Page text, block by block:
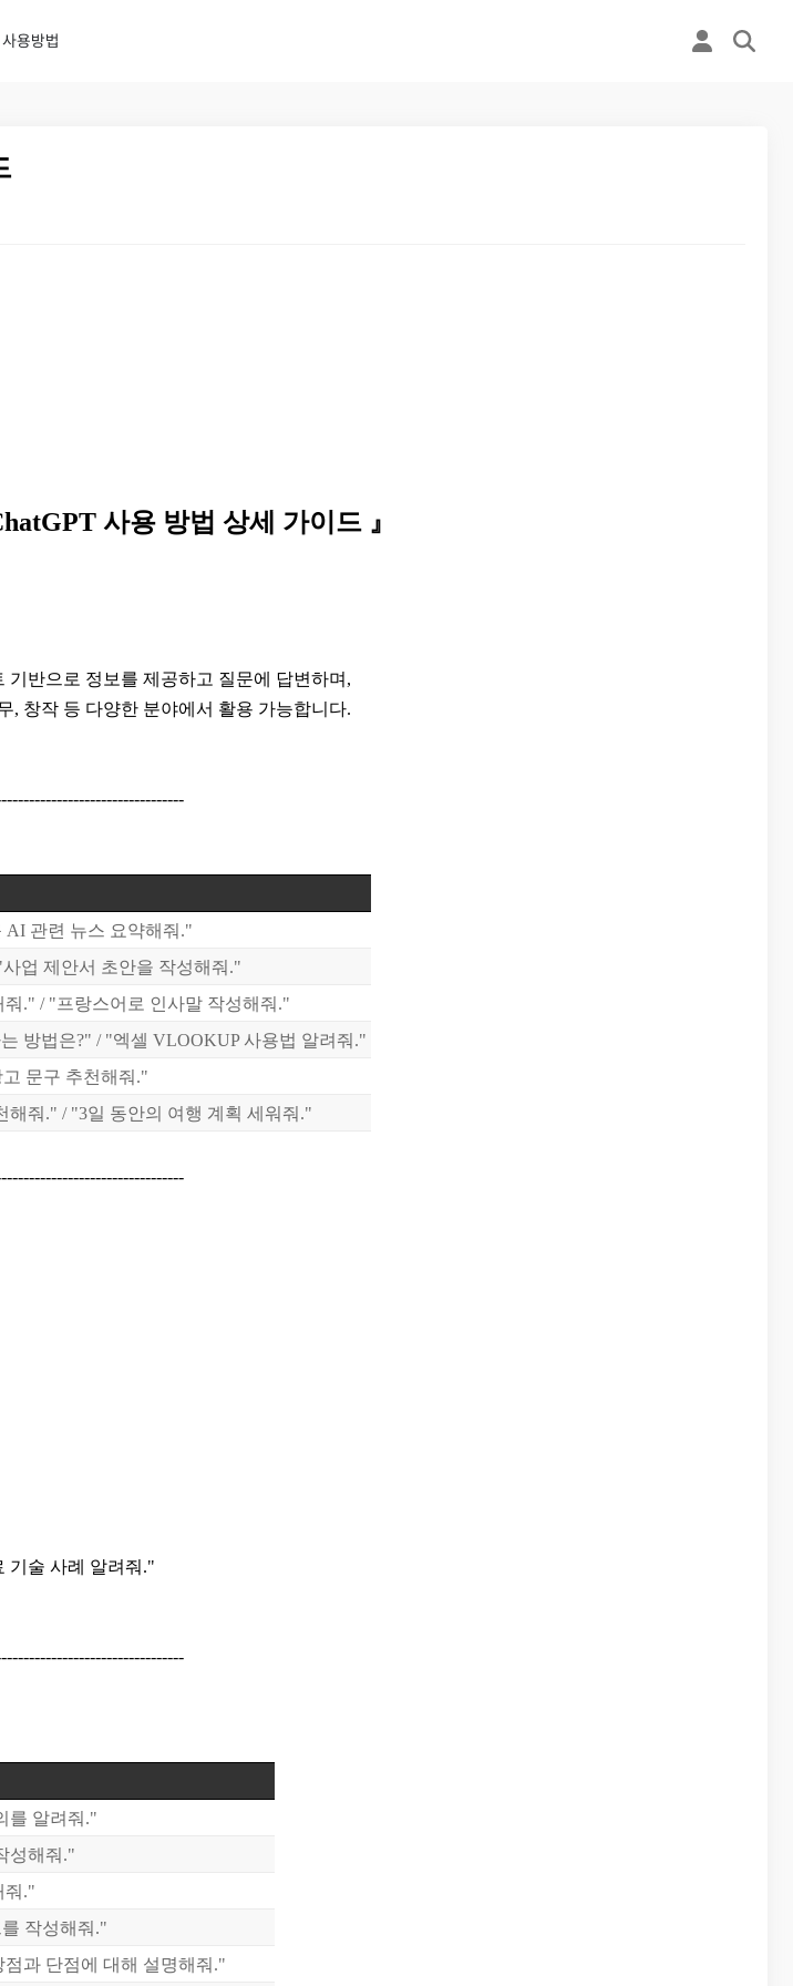
사용 방법 상세 가이드 』
기반으로 정보를 제공하고 질문에 답변하며,
, 창작 등 다양한 분야에서 활용 가능합니다.
AI 관련 뉴스 요약해줘."
업 제안서 초안을 작성해줘."
." / "프랑스어로 인사말 작성해줘."
방법은?" / "엑셀 VLOOKUP 사용법 알려줘."
문구 추천해줘."
해줘." / "3일 동안의 여행 계획 세워줘."
기술 사례 알려줘."
를 알려줘."
성해줘."
줘."
작성해줘."
과 단점에 대해 설명해줘."